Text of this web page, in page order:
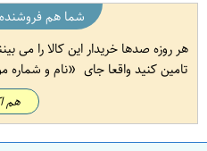
شما هم فروشنده
هر روزه صدها خریدار این کالا را می
تامین کنید واقعا جای
نام و شماره
هم